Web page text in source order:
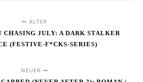
ÄLTER
CHASING JULY: A DARK STALKER
(FESTIVE-F*CKS-SERIES)
NEUER